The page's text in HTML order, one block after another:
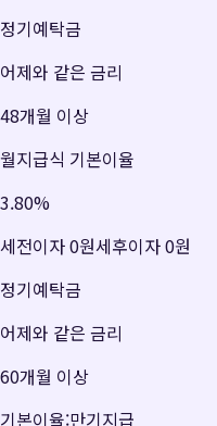
정기예탁금
어제와 같은 금리
48개월 이상
월지급식 기본이율
3.80%
세전이자0원세후이자0원
정기예탁금
어제와 같은 금리
60개월 이상
기본이율:만기지급